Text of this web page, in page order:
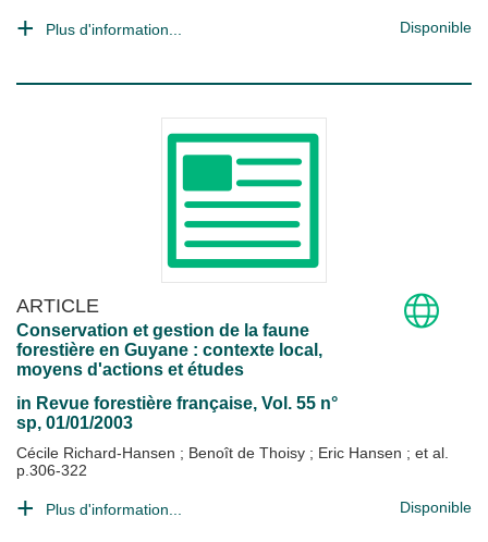
Plus d'information... Disponible
ARTICLE
Conservation et gestion de la faune
forestière en Guyane : contexte local,
moyens d'actions et études
in Revue forestière française, Vol. 55 n°
sp, 01/01/2003
Cécile Richard-Hansen ; Benoît de Thoisy ; Eric Hansen ; et al.
p.306-322
Plus d'information... Disponible